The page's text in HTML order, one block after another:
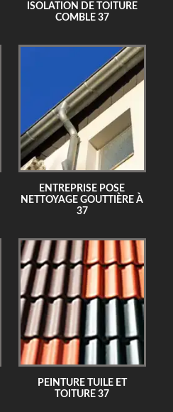
ISOLATION DE TOITURE
COMBLE 37
ENTREPRISE POSE
NETTOYAGE GOUTTIÈRE À
37
PEINTURE TUILE ET
TOITURE 37